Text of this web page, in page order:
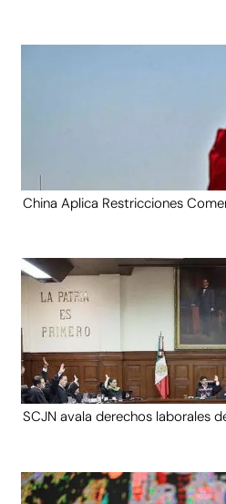
China Aplica Restricciones
SCJN avala derechos laborales